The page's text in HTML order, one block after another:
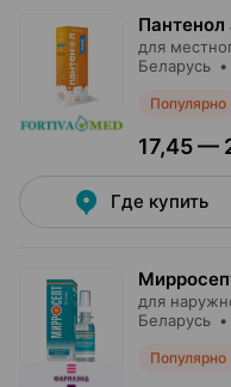
Пантенол
для
Беларусь •
Популярно
17,45 —
Где купить
для
Беларусь •
Популярно